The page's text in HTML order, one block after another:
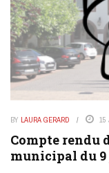
BY LAURA GERARD 15
Compte rendu
municipal du